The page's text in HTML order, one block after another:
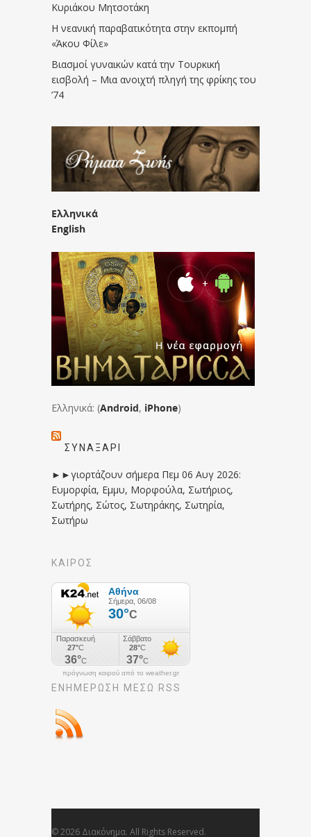
Κυριάκου Μητσοτάκη
Η νεανική παραβατικότητα στην εκπομπή
«Άκου Φίλε»
Βιασμοί γυναικών κατά την Τουρκική
εισβολή – Μια ανοιχτή πληγή της φρίκης του
’74
Ελληνικά
English
Ελληνικά: (Android, iPhone)
ΣΥΝΑΞΆΡΙ
►►γιορτάζουν σήμερα Πεμ 06 Αυγ 2026:
Ευμορφία, Εμμυ, Μορφούλα, Σωτήριος,
Σωτήρης, Σώτος, Σωτηράκης, Σωτηρία,
Σωτήρω
ΚΑΙΡΟΣ
πρόγνωση καιρού από το weather.gr
ΕΝΗΜΈΡΩΣΉ ΜΕΣΩ RSS
© 2026 Διακόνημα. All Rights Reserved.